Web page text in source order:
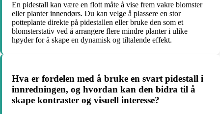
En pidestall kan være en flott måte å vise frem vakre blomster
eller planter innendørs. Du kan velge å plassere en stor
potteplante direkte på pidestallen eller bruke den som et
blomsterstativ ved å arrangere flere mindre planter i ulike
høyder for å skape en dynamisk og tiltalende effekt.
Hva er fordelen med å bruke en svart pidestall i
innredningen, og hvordan kan den bidra til å
skape kontraster og visuell interesse?